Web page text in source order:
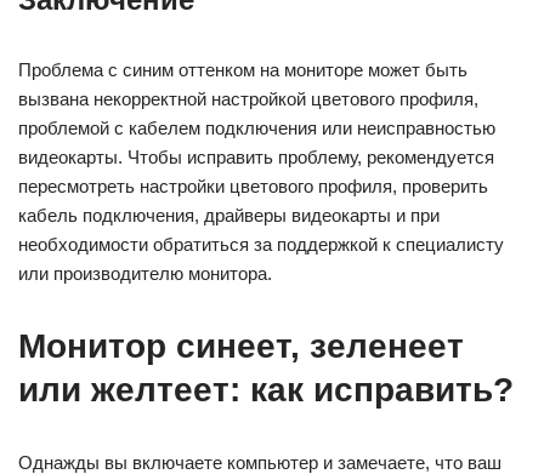
Проблема с синим оттенком на мониторе может быть
вызвана некорректной настройкой цветового профиля,
проблемой с кабелем подключения или неисправностью
видеокарты. Чтобы исправить проблему, рекомендуется
пересмотреть настройки цветового профиля, проверить
кабель подключения, драйверы видеокарты и при
необходимости обратиться за поддержкой к специалисту
или производителю монитора.
Монитор синеет, зеленеет
или желтеет: как исправить?
Однажды вы включаете компьютер и замечаете, что ваш